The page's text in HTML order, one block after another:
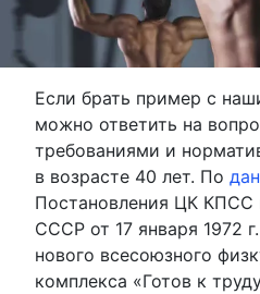
Если брать пример с
можно ответить на
требованиями и
в возрасте 40 лет. По
Постановления ЦК
СССР от 17 января 1972
нового всесоюзного
комплекса «Готов к